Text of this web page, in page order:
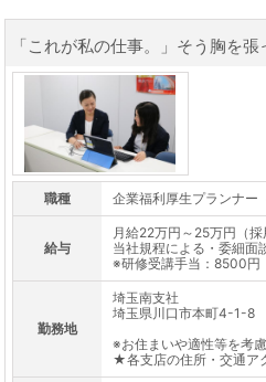
「これが私の仕事。」そう胸を張
職種 企業福利厚生プランナー
給与
月給22万円～25万円（
当社規程による・委細面
※研修受講手当：8500円
勤務地
埼玉南支社
埼玉県川口市本町4-1-8
※お住まいや適性等を考
★各支店の住所・交通ア